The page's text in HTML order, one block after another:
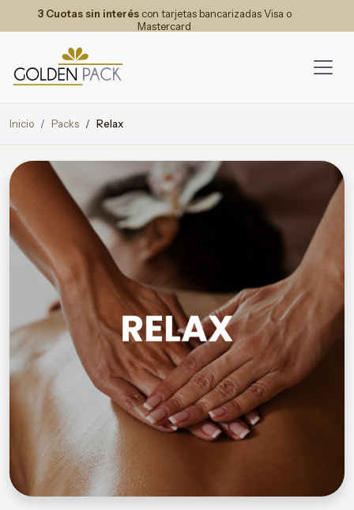
3 Cuotas sin interéscon tarjetas bancarizadas Visa o
Mastercard
Inicio Packs Relax